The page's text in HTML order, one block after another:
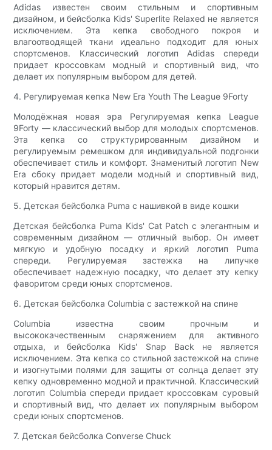
Adidas известен своим стильным и спортивным
дизайном, и бейсболка Kids' Superlite Relaxed не является
исключением. Эта кепка свободного покроя и
влагоотводящей ткани идеально подходит для юных
спортсменов. Классический логотип Adidas спереди
придает кроссовкам модный и спортивный вид, что
делает их популярным выбором для детей.
4. Регулируемая кепка New Era Youth The League 9Forty
Молодёжная новая эра Регулируемая кепка League
9Forty — классический выбор для молодых спортсменов.
Эта кепка со структурированным дизайном и
регулируемым ремешком для индивидуальной подгонки
обеспечивает стиль и комфорт. Знаменитый логотип New
Era сбоку придает модели модный и спортивный вид,
который нравится детям.
5. Детская бейсболка Puma с нашивкой в ​​виде кошки
Детская бейсболка Puma Kids' Cat Patch с элегантным и
современным дизайном — отличный выбор. Он имеет
мягкую и удобную посадку и яркий логотип Puma
спереди. Регулируемая застежка на липучке
обеспечивает надежную посадку, что делает эту кепку
фаворитом среди юных спортсменов.
6. Детская бейсболка Columbia с застежкой на спине
Columbia известна своим прочным и
высококачественным снаряжением для активного
отдыха, и бейсболка Kids' Snap Back не является
исключением. Эта кепка со стильной застежкой на спине
и изогнутыми полями для защиты от солнца делает эту
кепку одновременно модной и практичной. Классический
логотип Columbia спереди придает кроссовкам суровый
и спортивный вид, что делает их популярным выбором
среди юных спортсменов.
7. Детская бейсболка Converse Chuck